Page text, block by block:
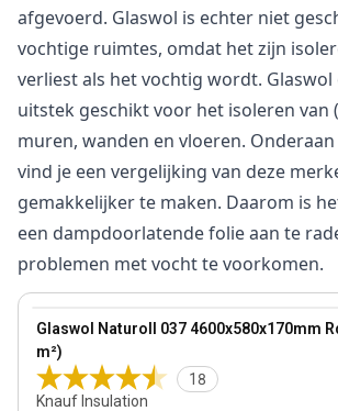
afgevoerd. Glaswol is echter niet
vochtige ruimtes, omdat het zijn
verliest als het vochtig wordt. Glaswol
uitstek geschikt voor het isoleren van
muren, wanden en vloeren.
vind je een vergelijking van deze
gemakkelijker te maken. Daarom is
een dampdoorlatende folie aan te
problemen met vocht te voorkomen.
Glaswol Naturoll 037 4600x580x170mm
m²)
18
Knauf Insulation
View product